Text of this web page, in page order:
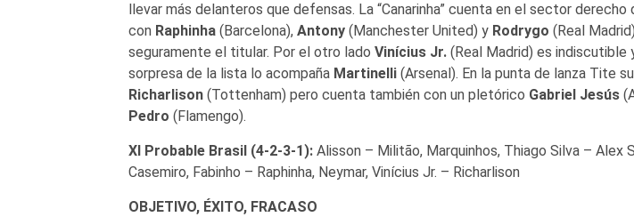
llevar más delanteros que defensas. La “Canarinha” cuenta en el sector derecho
con Raphinha(Barcelona), Antony(Manchester United) y Rodrygo (Real
seguramente el titular. Por el otro lado Vinícius Jr.(Real Madrid) es indiscutible
sorpresa de la lista lo acompaña Martinelli(Arsenal). En la punta de lanza Tite
Richarlison(Tottenham) pero cuenta también con un pletórico Gabriel Jesús
Pedro (Flamengo).
XI Probable Brasil (4-2-3-1):Alisson – Militão, Marquinhos, Thiago Silva – Alex
Casemiro, Fabinho – Raphinha, Neymar, Vinícius Jr. – Richarlison
OBJETIVO, ÉXITO, FRACASO